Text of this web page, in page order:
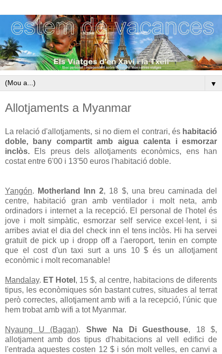
▼
Allotjaments a Myanmar
La relació d'allotjaments, si no diem el contrari, és habitació
doble, bany compartit amb aigua calenta i esmorzar
inclòs.
Els preus dels allotjaments econòmics, ens han
costat entre 6'00 i 13'50 euros l'habitació doble.
Yangón. Motherland Inn 2, 18 $, una breu caminada del
centre, habitació gran amb ventilador i molt neta, amb
ordinadors i internet a la recepció. El personal de l'hotel és
jove i molt simpàtic, esmorzar self service excel·lent, i si
arribes aviat el dia del check inn el tens inclòs. Hi ha servei
gratuït de pick up i dropp off a l'aeroport, tenin en compte
que el cost d'un taxi surt a uns 10 $ és un allotjament
econòmic i molt recomanable!
Mandalay. ET Hotel , 15 $, al centre, habitacions de diferents
tipus, les econòmiques són bastant cutres, situades al terrat
però correctes, allotjament amb wifi a la recepció, l'únic que
hem trobat amb wifi a tot Myanmar.
Nyaung U (Bagan). Shwe Na Di Guesthouse, 18 $,
allotjament amb dos tipus d'habitacions al vell edifici de
l'entrada aquestes costen 12 $ i són molt velles, en canvi a